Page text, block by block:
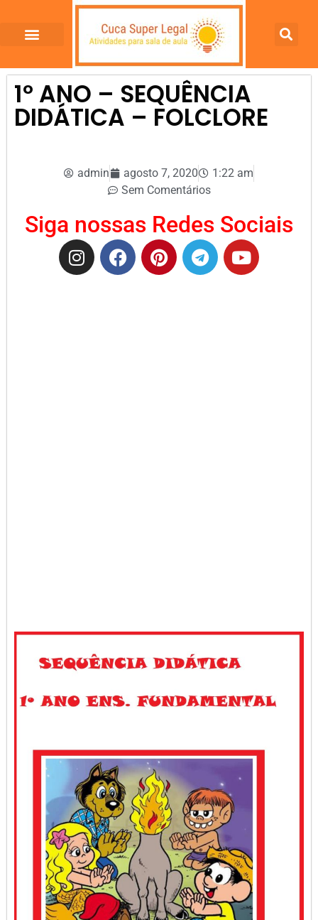
1º ANO – SEQUÊNCIA
DIDÁTICA – FOLCLORE
admin agosto 7, 2020
1:22 am
Sem Comentários
Siga nossas Redes Sociais